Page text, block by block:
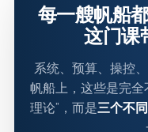
每一艘帆船
这门课
系统、预算、操控
帆船上，这些是完
理论”，而是三个不